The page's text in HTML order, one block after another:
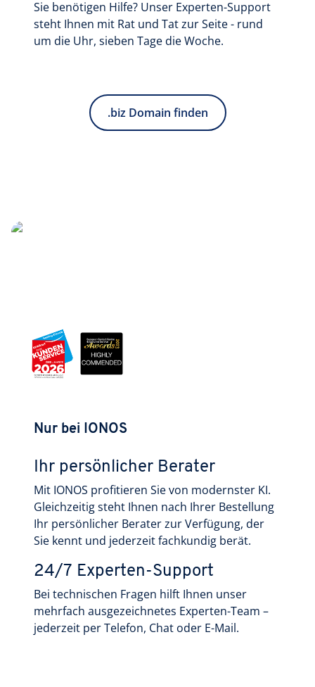
Sie benötigen Hilfe? Unser Experten-Support
steht Ihnen mit Rat und Tat zur Seite - rund
um die Uhr, sieben Tage die Woche.
.biz Domain finden
Nur bei IONOS
Ihr persönlicher Berater
Mit IONOS profitieren Sie von modernster KI.
Gleichzeitig steht Ihnen nach Ihrer Bestellung
Ihr persönlicher Berater zur Verfügung, der
Sie kennt und jederzeit fachkundig berät.
24/7 Experten-Support
Bei technischen Fragen hilft Ihnen unser
mehrfach ausgezeichnetes Experten-Team –
jederzeit per Telefon, Chat oder E-Mail.